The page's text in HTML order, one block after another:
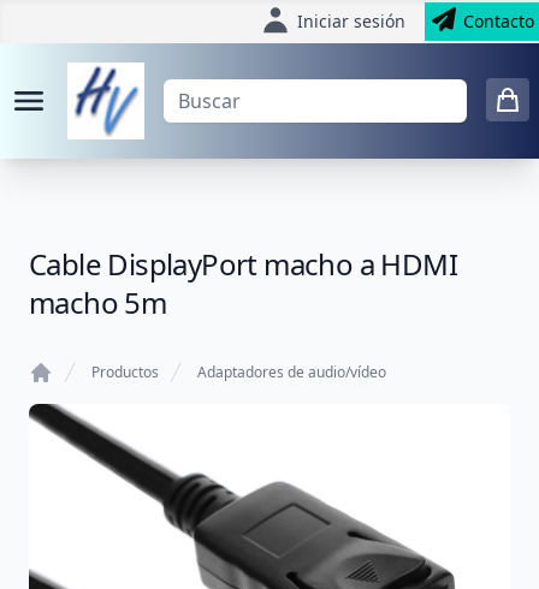
Iniciar sesión Contacto
Cable DisplayPort macho a HDMI
macho 5m
Home
Productos Adaptadores de audio/vídeo